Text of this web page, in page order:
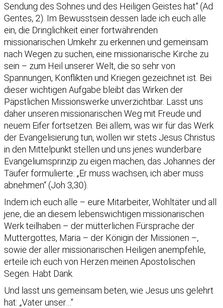
Sendung des Sohnes und des Heiligen Geistes hat“ (Ad
Gentes, 2). Im Bewusstsein dessen lade ich euch alle
ein, die Dringlichkeit einer fortwährenden
missionarischen Umkehr zu erkennen und gemeinsam
nach Wegen zu suchen, eine missionarische Kirche zu
sein – zum Heil unserer Welt, die so sehr von
Spannungen, Konflikten und Kriegen gezeichnet ist. Bei
dieser wichtigen Aufgabe bleibt das Wirken der
Päpstlichen Missionswerke unverzichtbar. Lasst uns
daher unseren missionarischen Weg mit Freude und
neuem Eifer fortsetzen. Bei allem, was wir für das Werk
der Evangelisierung tun, wollen wir stets Jesus Christus
in den Mittelpunkt stellen und uns jenes wunderbare
Evangeliumsprinzip zu eigen machen, das Johannes der
Täufer formulierte: „Er muss wachsen, ich aber muss
abnehmen“ (Joh 3,30).
Indem ich euch alle – eure Mitarbeiter, Wohltäter und all
jene, die an diesem lebenswichtigen missionarischen
Werk teilhaben – der mütterlichen Fürsprache der
Muttergottes, Maria – der Königin der Missionen –,
sowie der aller missionarischen Heiligen anempfehle,
erteile ich euch von Herzen meinen Apostolischen
Segen. Habt Dank.
Und lasst uns gemeinsam beten, wie Jesus uns gelehrt
hat: „Vater unser…“